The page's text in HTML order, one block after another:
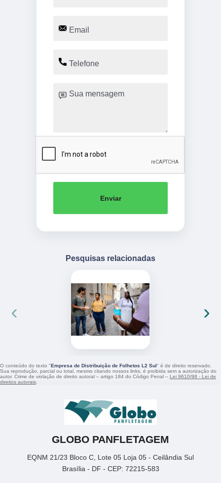
Enviar
Pesquisas relacionadas
‹ ›
O conteúdo do texto "Empresa de Distribuição de Folhetos L2 Sul" é de direito reservado.
Sua reprodução, parcial ou total, mesmo citando nossos links, é proibida sem a autorização do
autor. Crime de violação de direito autoral – artigo 184 do Código Penal – Lei 9610/98 - Lei de
direitos autorais
GLOBO PANFLETAGEM
EQNM 21/23 Bloco C, Lote 05 Loja 05 - Ceilândia Sul
Brasília - DF - CEP: 72215-583